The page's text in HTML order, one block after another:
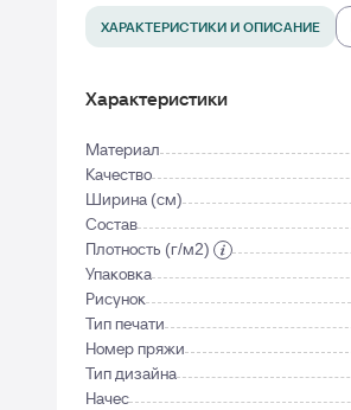
ХАРАКТЕРИСТИКИ И ОПИСАНИЕ
Характеристики
Материал
Качество
Ширина (см)
Состав
Плотность (г/м2)
Упаковка
Рисунок
Тип печати
Номер пряжи
Тип дизайна
Начес